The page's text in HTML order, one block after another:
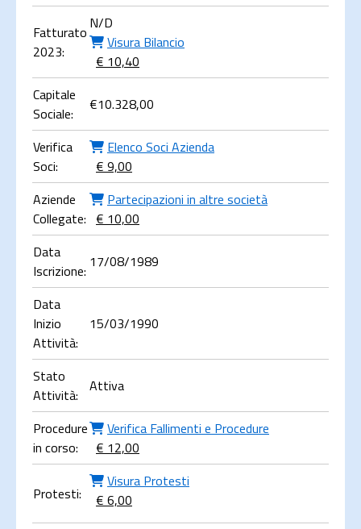
Fatturato
2023:
N/D
Visura Bilancio
€ 10,40
Capitale
Sociale:
€10.328,00
Verifica
Soci:
Elenco Soci Azienda
€ 9,00
Aziende
Collegate:
Partecipazioni in altre società
€ 10,00
Data
Iscrizione: 17/08/1989
Data
Inizio
Attività:
15/03/1990
Stato
Attività:
Attiva
Procedure
in corso:
Verifica Fallimenti e Procedure
€ 12,00
Protesti:
Visura Protesti
€ 6,00